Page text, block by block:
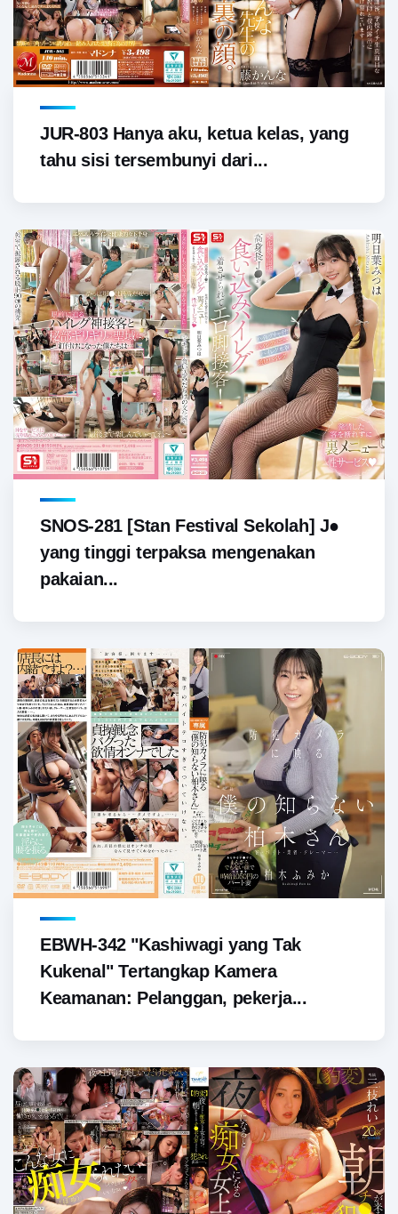
JUR-803 Hanya aku, ketua kelas, yang
tahu sisi tersembunyi dari...
SNOS-281 [Stan Festival Sekolah] J●
yang tinggi terpaksa mengenakan
pakaian...
EBWH-342 "Kashiwagi yang Tak
Kukenal" Tertangkap Kamera
Keamanan: Pelanggan, pekerja...